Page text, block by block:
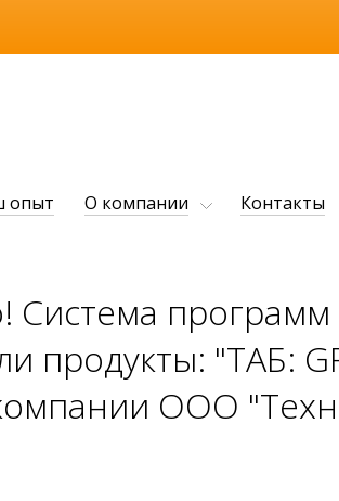
опыт О компании Контакты
Система программ
продукты: "ТАБ:
ООО